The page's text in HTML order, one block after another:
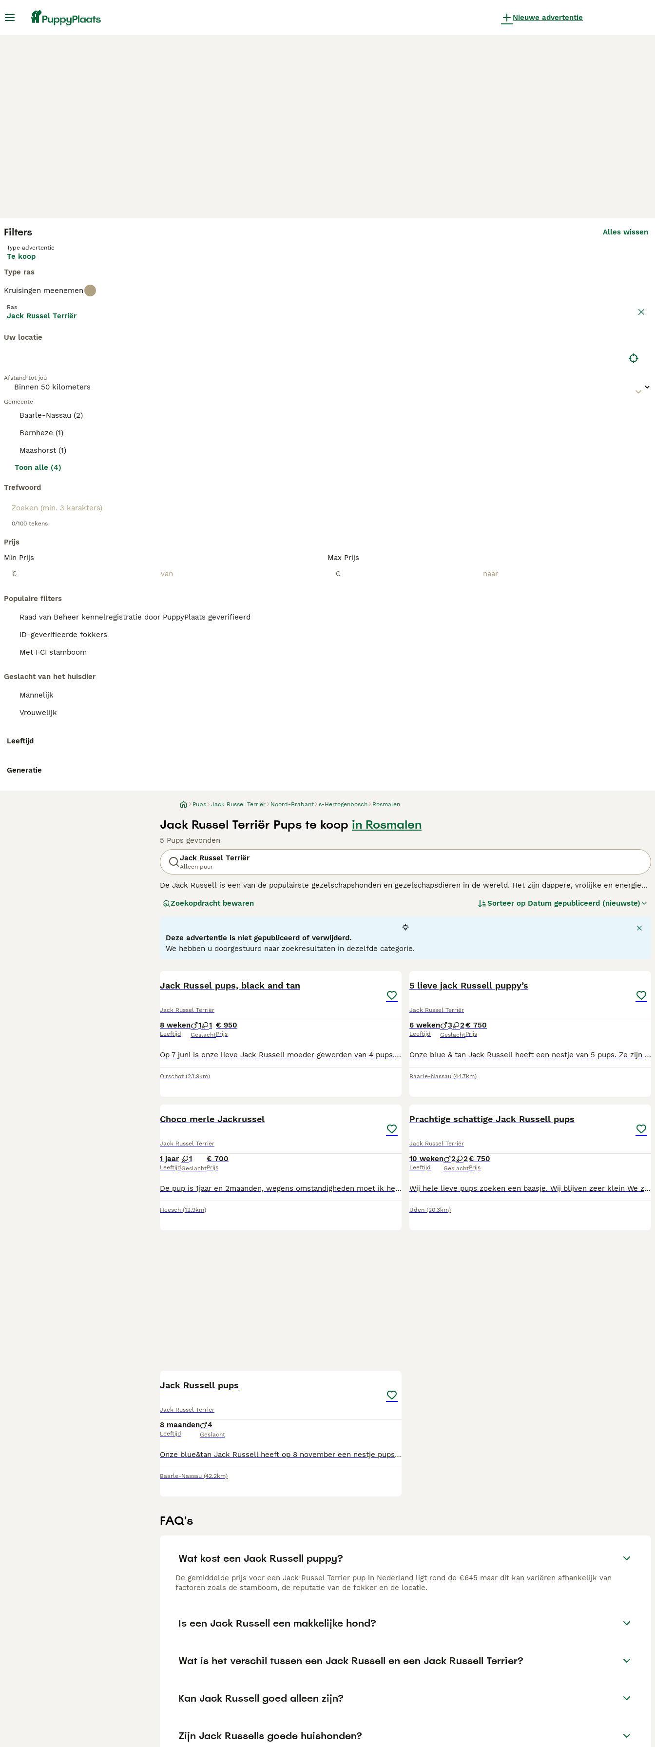
Nieuwe advertentie
Filters Alles wissen
Type advertentie
Te koop
Type ras
Kruisingen meenemen
Ras
Jack Russel Terriër
Uw locatie
Afstand tot jou
Gemeente
Baarle-Nassau (2)
Bernheze (1)
Maashorst (1)
Toon alle (4)
Trefwoord
0/100 tekens
Prijs
Min Prijs
€
Max Prijs
€
Populaire filters
Raad van Beheer kennelregistratie door PuppyPlaats geverifieerd
ID-geverifieerde fokkers
Met FCI stamboom
Geslacht van het huisdier
Mannelijk
Vrouwelijk
Leeftijd
Generatie
Pups Jack Russel Terriër Noord-Brabant s-Hertogenbosch Rosmalen
Jack Russel Terriër Pups te koop in Rosmalen
5 Pups gevonden
Jack Russel Terriër
Alleen puur
De Jack Russell is een van de populairste gezelschapshonden en gezelschapsdieren in de wereld. Het zijn dappere, vrolijke en energieke
beweging en mentale stimulatie nodig om echt gelukkige, goed opgevoede honden te zijn.
voor informatie over dit hondenras.
Zoekopdracht bewaren Sorteer op Datum gepubliceerd (nieuwste)
Deze advertentie is niet gepubliceerd of verwijderd.
We hebben u doorgestuurd naar zoekresultaten in dezelfde categorie.
Jack Russel pups, black and tan
Jack Russel Terriër
8 weken
Leeftijd
1 1
Geslacht
€ 950
Prijs
Op 7 juni is onze lieve Jack Russell moeder geworden van 4 pups. Hiervan zijn nog 1 teefje en 1 reutje beschikbaar. Ze zijn gewent aan andere honden, katten en kinderen. Ze zijn inmiddels meerdere keren ontwormd, gechipt, ingeënt en nagekeken door de dierenarts en helemaal gezond bevonden. Heeft u interesse in een van onze pups dan kunt u mailen of bellen naar 06-23952562 Omdat ze inmiddels 8 weken oud zijn en goed zelfstandig kunnen eten mogen ze eventueel meteen mee met hun nieuwe baasje. Ze krijgen dan behalve hun Europees paspoort ook wat brokjes mee die ze hier gewend zijn te eten. Prijs: 950 euro
Oirschot (23.9km)
5 lieve jack Russell puppy’s
Jack Russel Terriër
6 weken
Leeftijd
3 2
Geslacht
€ 750
Prijs
Onze blue & tan Jack Russell heeft een nestje van 5 pups. Ze zijn opgegroeid in huis en worden goed gesocialiseerd. Ze zijn gechipt, gevaccineerd, ontwormd volgens schema en zijn nagekeken door de dierenarts en gezondverklaard. Ze zijn gewend aan andere honden en katten. Vader en moeder zijn beide aanwezig. 🩷 black merle teefje € 900,- 💙 black merle reutje € 900,- 🩷 black & tan teefje € 800,- 💙 black & tan reutje € 800,- 💙 bont reutje € 750,- Voor reservering vragen we een aanbetaling van €200,-
Baarle-Nassau (44.7km)
Choco merle Jackrussel
Jack Russel Terriër
1 jaar
Leeftijd
1
Geslacht
€ 700
Prijs
De pup is 1jaar en 2maanden, wegens omstandigheden moet ik helaas afstand van haar doen, opzoek naar een nieuwe goudenmandje bij meer info kunt u me bellen of appen 0646796606 mvg
Heesch (12.9km)
Prachtige schattige Jack Russell pups
Jack Russel Terriër
10 weken
Leeftijd
2 2
Geslacht
€ 750
Prijs
Wij hele lieve pups zoeken een baasje. Wij blijven zeer klein We zijn ingeënt ontwormd en gechipt Beide ouders zijn hier aanwezig. Zijn ook al helemaal gesocialiseerd Bel voor info naar 0651405527
Uden (20.3km)
Jack Russell pups
Jack Russel Terriër
8 maanden
Leeftijd
4
Geslacht
Onze blue&tan Jack Russell heeft op 8 november een nestje pups gekregen, 4 reutjes. Vader is een black merle en woont ook bij ons. Beide ouders zijn laagbenig. Ze groeien op in huiselijke kring en worden elke 2 weken ontwormd, ze worden nagekeken door de dierenarts en gechipt en krijgen een Europees paspoort mee. Ze groeien op met andere honden en katten. Het zijn lieve aanhankelijke sociale puppy’s. Ze mogen het nestje vanaf volgend weekend verlaten. Voor reservering vragen we een aanbetaling van €200 💙 black merle reu € 900 💙 white merle reu (met blauwe ogen) €900 ( gereserveerd voor Sander ) 💙 black & tan reu € 800 💙 3 kleurige bonte reu €750
Baarle-Nassau (42.2km)
FAQ's
Wat kost een Jack Russell puppy?
De gemiddelde prijs voor een Jack Russel Terrier pup in Nederland ligt rond de €645 maar dit kan variëren afhankelijk van
factoren zoals de stamboom, de reputatie van de fokker en de locatie.
Is een Jack Russell een makkelijke hond?
Wat is het verschil tussen een Jack Russell en een Jack Russell Terrier?
Kan Jack Russell goed alleen zijn?
Zijn Jack Russells goede huishonden?